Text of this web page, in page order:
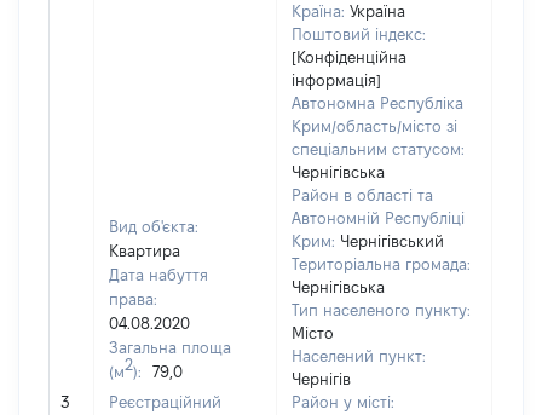
3
Вид об'єкта:
Квартира
Дата набуття
права:
04.08.2020
Загальна площа
(м2):
79,0
Реєстраційний
Країна: Україна
Поштовий індекс:
[Конфіденційна
інформація]
Автономна Республіка
Крим/область/місто зі
спеціальним статусом:
Чернігівська
Район в області та
Автономній Республіці
Крим: Чернігівський
Територіальна громада:
Чернігівська
Тип населеного пункту:
Місто
Населений пункт:
Чернігів
Район у місті: